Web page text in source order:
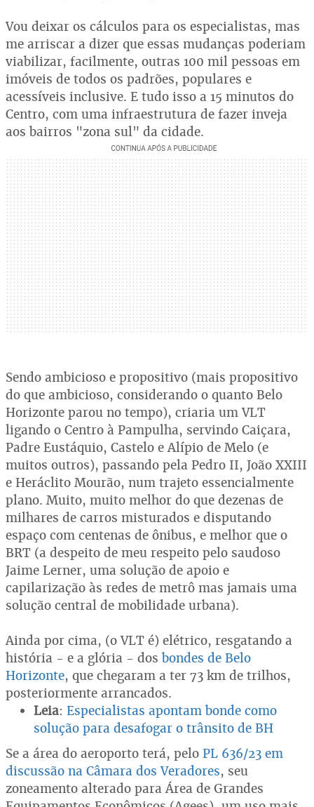
Vou deixar os cálculos para os especialistas, mas
me arriscar a dizer que essas mudanças poderiam
viabilizar, facilmente, outras 100 mil pessoas em
imóveis de todos os padrões, populares e
acessíveis inclusive. E tudo isso a 15 minutos do
Centro, com uma infraestrutura de fazer inveja
aos bairros "zona sul" da cidade.
Sendo ambicioso e propositivo (mais propositivo
do que ambicioso, considerando o quanto Belo
Horizonte parou no tempo), criaria um VLT
ligando o Centro à Pampulha, servindo Caiçara,
Padre Eustáquio, Castelo e Alípio de Melo (e
muitos outros), passando pela Pedro II, João XXIII
e Heráclito Mourão, num trajeto essencialmente
plano. Muito, muito melhor do que dezenas de
milhares de carros misturados e disputando
espaço com centenas de ônibus, e melhor que o
BRT (a despeito de meu respeito pelo saudoso
Jaime Lerner, uma solução de apoio e
capilarização às redes de metrô mas jamais uma
solução central de mobilidade urbana).
Ainda por cima, (o VLT é) elétrico, resgatando a
história - e a glória - dos bondes de Belo
Horizonte, que chegaram a ter 73 km de trilhos,
posteriormente arrancados.
Leia: Especialistas apontam bonde como
solução para desafogar o trânsito de BH
Se a área do aeroporto terá, pelo PL 636/23 em
discussão na Câmara dos Veradores, seu
zoneamento alterado para Área de Grandes